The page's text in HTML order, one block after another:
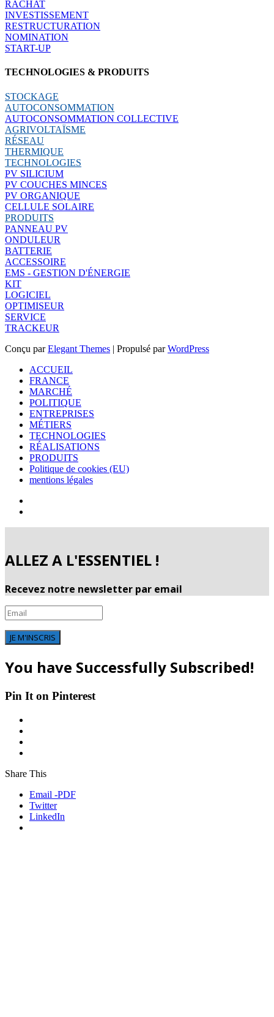
RACHAT
INVESTISSEMENT
RESTRUCTURATION
NOMINATION
START-UP
TECHNOLOGIES & PRODUITS
STOCKAGE
AUTOCONSOMMATION
AUTOCONSOMMATION COLLECTIVE
AGRIVOLTAÏSME
RÉSEAU
THERMIQUE
TECHNOLOGIES
PV SILICIUM
PV COUCHES MINCES
PV ORGANIQUE
CELLULE SOLAIRE
PRODUITS
PANNEAU PV
ONDULEUR
BATTERIE
ACCESSOIRE
EMS - GESTION D'ÉNERGIE
KIT
LOGICIEL
OPTIMISEUR
SERVICE
TRACKEUR
Conçu parElegant Themes | Propulsé parWordPress
ACCUEIL
FRANCE
MARCHÉ
POLITIQUE
ENTREPRISES
MÉTIERS
TECHNOLOGIES
RÉALISATIONS
PRODUITS
Politique de cookies (EU)
mentions légales
ALLEZ A L'ESSENTIEL !
Recevez notre newsletter par email
JE M'INSCRIS
You have Successfully Subscribed!
Pin It on Pinterest
Share This
Email -PDF
Twitter
LinkedIn